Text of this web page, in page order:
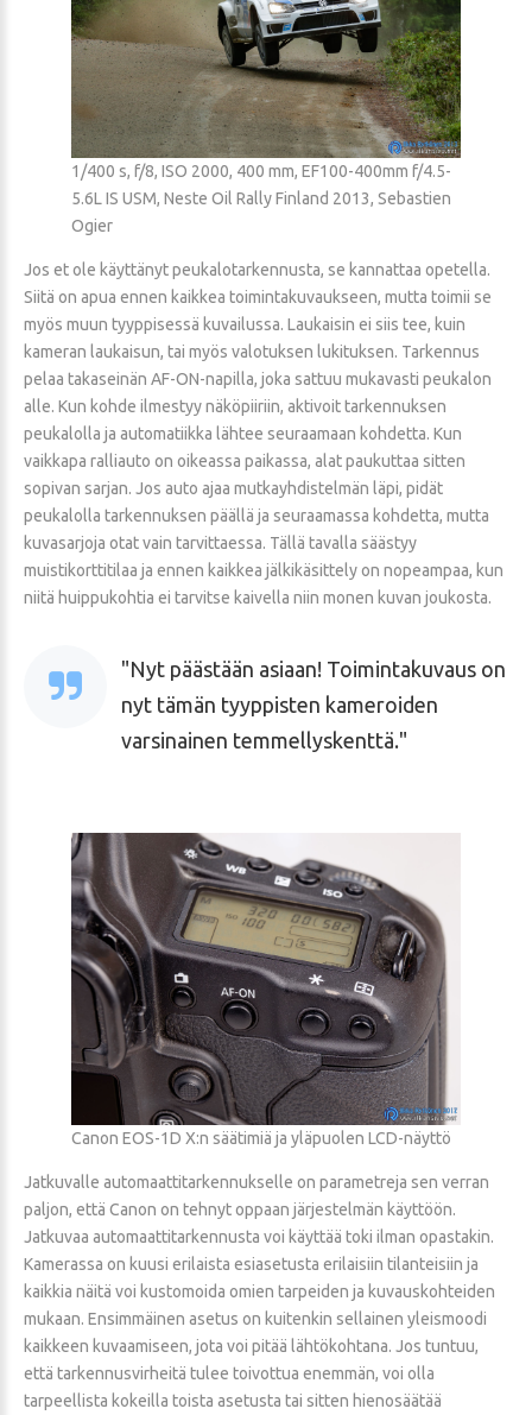
1/400 s, f/8, ISO 2000, 400 mm, EF100-400mm f/4.5-
5.6L IS USM, Neste Oil Rally Finland 2013, Sebastien
Ogier
Jos et ole käyttänyt peukalotarkennusta, se kannattaa opetella.
Siitä on apua ennen kaikkea toimintakuvaukseen, mutta toimii se
myös muun tyyppisessä kuvailussa. Laukaisin ei siis tee, kuin
kameran laukaisun, tai myös valotuksen lukituksen. Tarkennus
pelaa takaseinän AF-ON-napilla, joka sattuu mukavasti peukalon
alle. Kun kohde ilmestyy näköpiiriin, aktivoit tarkennuksen
peukalolla ja automatiikka lähtee seuraamaan kohdetta. Kun
vaikkapa ralliauto on oikeassa paikassa, alat paukuttaa sitten
sopivan sarjan. Jos auto ajaa mutkayhdistelmän läpi, pidät
peukalolla tarkennuksen päällä ja seuraamassa kohdetta, mutta
kuvasarjoja otat vain tarvittaessa. Tällä tavalla säästyy
muistikorttitilaa ja ennen kaikkea jälkikäsittely on nopeampaa, kun
niitä huippukohtia ei tarvitse kaivella niin monen kuvan joukosta.
Nyt päästään asiaan! Toimintakuvaus on
nyt tämän tyyppisten kameroiden
varsinainen temmellyskenttä.
Canon EOS-1D X:n säätimiä ja yläpuolen LCD-näyttö
Jatkuvalle automaattitarkennukselle on parametreja sen verran
paljon, että Canon on tehnyt oppaan järjestelmän käyttöön.
Jatkuvaa automaattitarkennusta voi käyttää toki ilman opastakin.
Kamerassa on kuusi erilaista esiasetusta erilaisiin tilanteisiin ja
kaikkia näitä voi kustomoida omien tarpeiden ja kuvauskohteiden
mukaan. Ensimmäinen asetus on kuitenkin sellainen yleismoodi
kaikkeen kuvaamiseen, jota voi pitää lähtökohtana. Jos tuntuu,
että tarkennusvirheitä tulee toivottua enemmän, voi olla
tarpeellista kokeilla toista asetusta tai sitten hienosäätää